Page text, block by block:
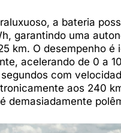
a bateria
garantindo uma
km. O desempenho é
acelerando de 0 a
com
aos 240
demasiadamente